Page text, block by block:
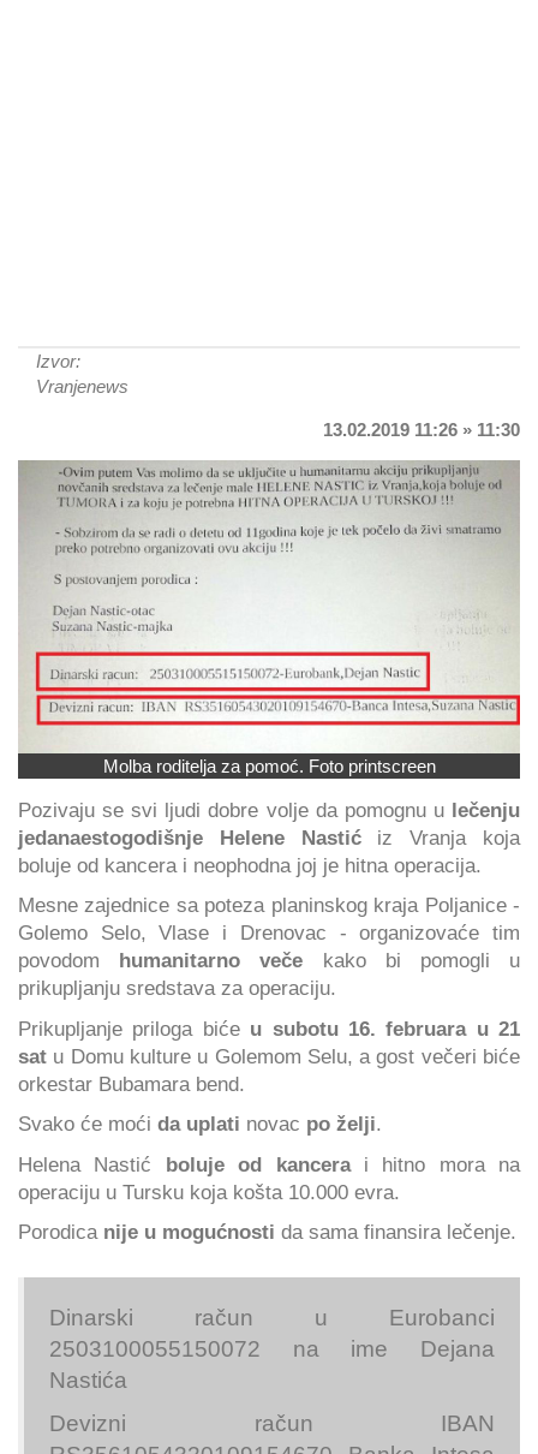
Izvor:
Vranjenews
13.02.2019 11:26 » 11:30
Molba roditelja za pomoć. Foto printscreen
Pozivaju se svi ljudi dobre volje da pomognu ulečenju
jedanaestogodišnje Helene Nastićiz Vranja koja
boluje od kancera i neophodna joj je hitna operacija.
Mesne zajednice sa poteza planinskog kraja Poljanice -
Golemo Selo, Vlase i Drenovac - organizovaće tim
povodom humanitarno veče
kako bi pomogli u
prikupljanju sredstava za operaciju.
Prikupljanje priloga biće u subotu 16. februara u 21
sat u Domu kulture u Golemom Selu, a gost večeri biće
orkestar Bubamara bend.
Svako će moći da uplati novac po želji.
Helena Nastić boluje od kancerai hitno mora na
operaciju u Tursku koja košta 10.000 evra.
Porodica nije u mogućnosti da sama finansira lečenje.
Dinarski račun u Eurobanci
2503100055150072 na ime Dejana
Nastića
Devizni račun IBAN